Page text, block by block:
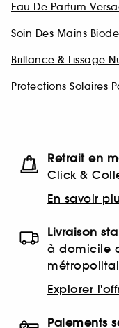
Eau De Parfum
Soin Des Mains
Brillance & Lissage
Protections Solaires
Retrait en
Click &
En savoir
Livraison
à domicile
Explorer
Paiements